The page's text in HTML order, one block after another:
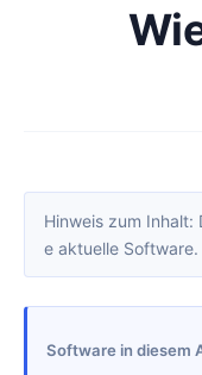
Wie lösche ich Text in einer PDF? Diese fünf Methoden sind sofort
Hinweis zum Inhalt: Dieser Artikel basiert auf der zum Veröffentlichungszeitpunkt verfügbaren Softwareversion. Oberfläche und Funktionen können sich durch Updates ändern; maßgeblich ist di
e aktuelle Software.
Software in diesem